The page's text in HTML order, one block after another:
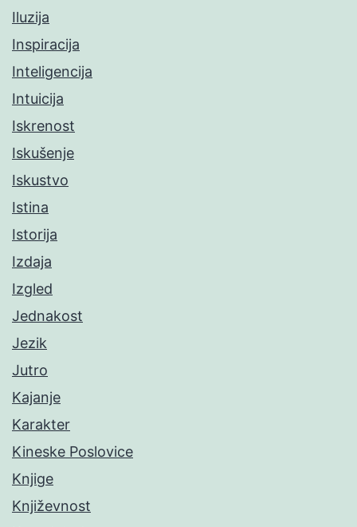
Iluzija
Inspiracija
Inteligencija
Intuicija
Iskrenost
Iskušenje
Iskustvo
Istina
Istorija
Izdaja
Izgled
Jednakost
Jezik
Jutro
Kajanje
Karakter
Kineske Poslovice
Knjige
Književnost